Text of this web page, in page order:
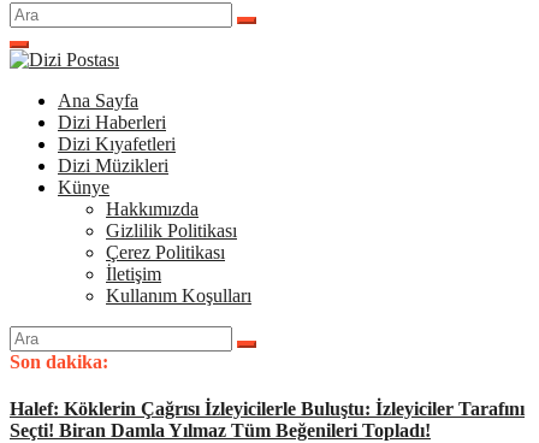
Arama
yap:
Ana Sayfa
Dizi Haberleri
Dizi Kıyafetleri
Dizi Müzikleri
Künye
Hakkımızda
Gizlilik Politikası
Çerez Politikası
İletişim
Kullanım Koşulları
Arama
yap:
Son dakika:
Halef: Köklerin Çağrısı İzleyicilerle Buluştu: İzleyiciler Tarafını
Seçti! Biran Damla Yılmaz Tüm Beğenileri Topladı!